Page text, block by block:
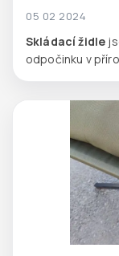
05 02 2024
Skládací židle
odpočinku v